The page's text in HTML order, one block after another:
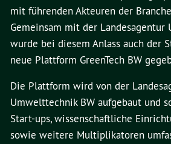
mit führenden Akteuren der
Gemeinsam mit der Landesagentur
wurde bei diesem Anlass auch der
neue Plattform GreenTech BW
Die Plattform wird von der
Umwelttechnik BW aufgebaut und
Start-ups, wissenschaftliche
sowie weitere Multiplikatoren